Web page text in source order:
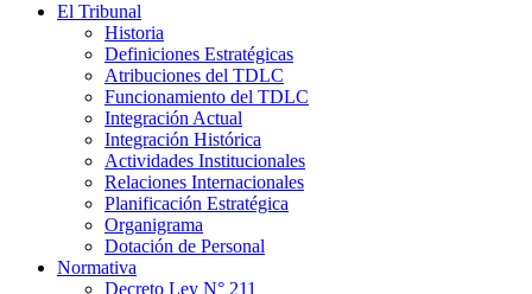
El Tribunal
Historia
Definiciones Estratégicas
Atribuciones del TDLC
Funcionamiento del TDLC
Integración Actual
Integración Histórica
Actividades Institucionales
Relaciones Internacionales
Planificación Estratégica
Organigrama
Dotación de Personal
Normativa
Decreto Ley N° 211